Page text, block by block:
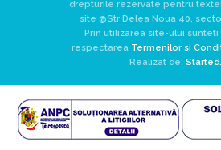
drepturile rezervate pentru
site @Str Delea Noua 40,
Prin utilizarea site-ului sunteti
respectarea Termenilor si
Realizat de: